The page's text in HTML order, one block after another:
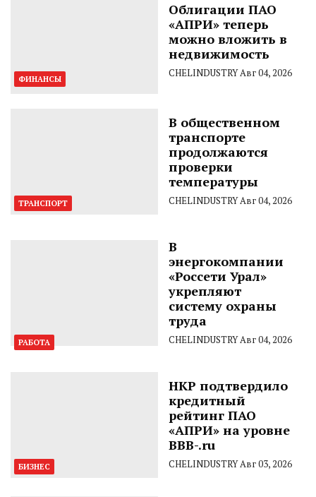
ФИНАНСЫ
Облигации ПАО
«АПРИ» теперь
можно вложить в
недвижимость
CHELINDUSTRYАвг 04, 2026
ТРАНСПОРТ
В общественном
транспорте
продолжаются
проверки
температуры
CHELINDUSTRYАвг 04, 2026
РАБОТА
В
энергокомпании
«Россети Урал»
укрепляют
систему охраны
труда
CHELINDUSTRYАвг 04, 2026
БИЗНЕС
НКР подтвердило
кредитный
рейтинг ПАО
«АПРИ» на уровне
BBB-.ru
CHELINDUSTRYАвг 03, 2026